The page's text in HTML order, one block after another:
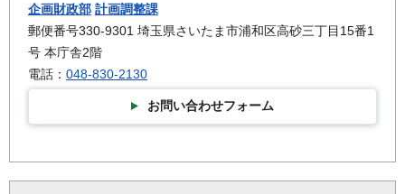
企画財政部 計画調整課
郵便番号330-9301 埼玉県さいたま市浦和区高砂三丁目15番1
号 本庁舎2階
電話： 048-830-2130
お問い合わせフォーム